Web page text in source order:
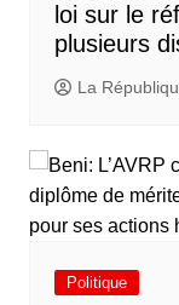
loi sur le
plusieurs
La
Politique